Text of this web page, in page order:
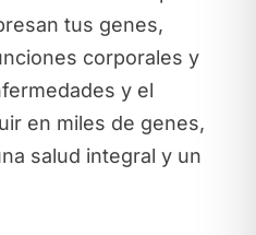
tus genes,
corporales y
y el
en miles de genes,
salud integral y un